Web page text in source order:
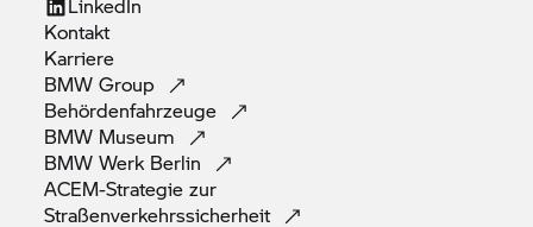
LinkedIn
Kontakt
Karriere
BMWGroup
Behördenfahrzeuge
BMW Museum
BMW Werk Berlin
ACEM-Strategie zur
Straßenverkehrssicherheit